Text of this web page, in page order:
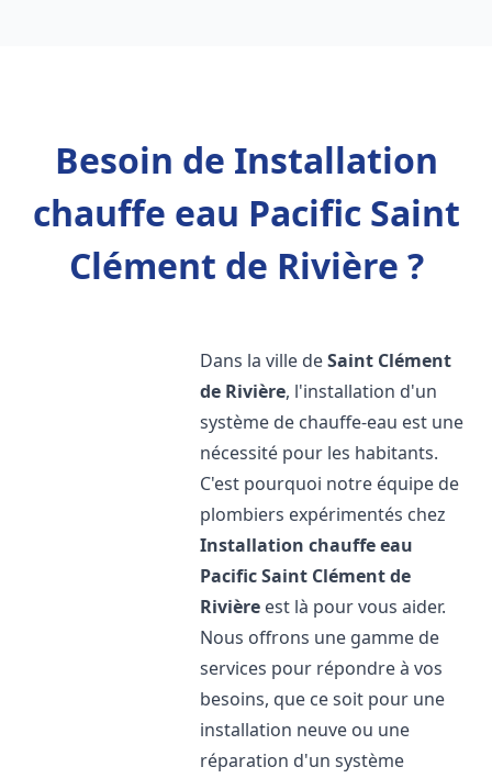
Besoin de Installation
chauffe eau Pacific Saint
Clément de Rivière ?
Dans la ville deSaint Clément
de Rivière, l'installation d'un
système de chauffe-eau est une
nécessité pour les habitants.
C'est pourquoi notre équipe de
plombiers expérimentés chez
Installation chauffe eau
PacificSaint Clément de
Rivière est là pour vous aider.
Nous offrons une gamme de
services pour répondre à vos
besoins, que ce soit pour une
installation neuve ou une
réparation d'un système